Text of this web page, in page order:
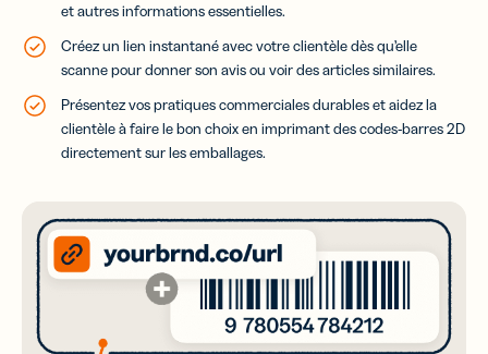
et autres informations essentielles.
Créez un lien instantané avec votre clientèle dès qu’elle
scanne pour donner son avis ou voir des articles similaires.
Présentez vos pratiques commerciales durables et aidez la
clientèle à faire le bon choix en imprimant des codes-barres 2D
directement sur les emballages.